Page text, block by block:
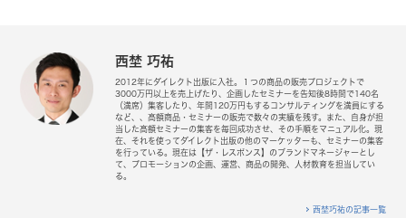
西埜 巧祐
2012年にダイレクト出版に入社。１つの商品の販売プロジェクトで
3000万円以上を売上げたり、企画したセミナーを告知後8時間で140名
（満席）集客したり、年間120万円もするコンサルティングを満員にする
など、、高額商品・セミナーの販売で数々の実績を残す。また、自身が担
当した高額セミナーの集客を毎回成功させ、その手順をマニュアル化。現
在、それを使ってダイレクト出版の他のマーケッターも、セミナーの集客
を行っている。現在は【ザ・レスポンス】のブランドマネージャーとし
て、プロモーションの企画、運営、商品の開発、人材教育を担当してい
る。
西埜巧祐の記事一覧